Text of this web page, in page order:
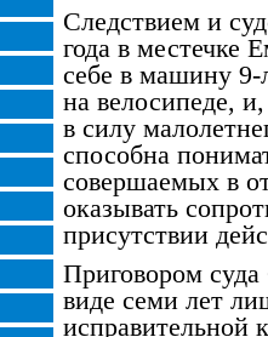
Следствием и
года в местечке
себе в машину 9-
на велосипеде,
в силу
способна
совершаемых в
оказывать
присутствии
Приговором суда
виде семи лет
исправительной